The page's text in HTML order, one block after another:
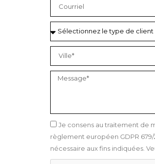
Je consens au traitement de
règlement européen GDPR
nécessaire aux fins indiquées.